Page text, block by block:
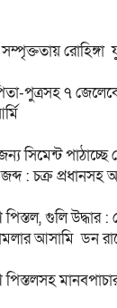
সম্পৃক্ততায়
পুত্রসহ ৭
সিমেন্ট পাঠাচ্ছে
জব্দ : চক্র
গুলি উদ্ধার :
আসামি ডন
পিস্তলসহ